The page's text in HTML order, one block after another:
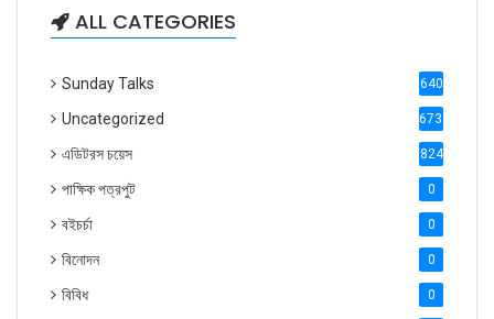
ALL CATEGORIES
Sunday Talks 640
Uncategorized 6738
এডিটরস চয়েস 824
পাক্ষিক পত্রপুট 0
বইচর্চা 0
বিনোদন 0
বিবিধ 0